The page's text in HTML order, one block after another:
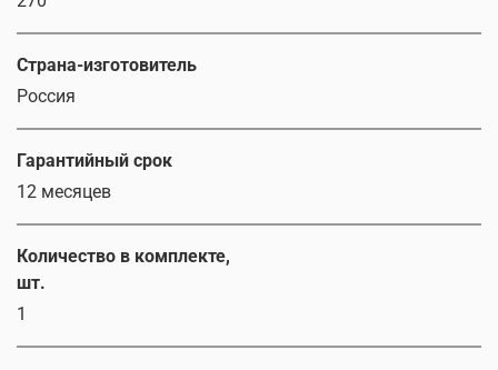
Страна-изготовитель
Россия
Гарантийный срок
12 месяцев
Количество в комплекте,
шт.
1